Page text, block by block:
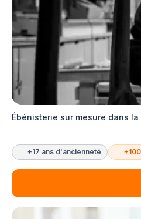
Ébénisterie sur mesure dans
+17 ans d'ancienneté